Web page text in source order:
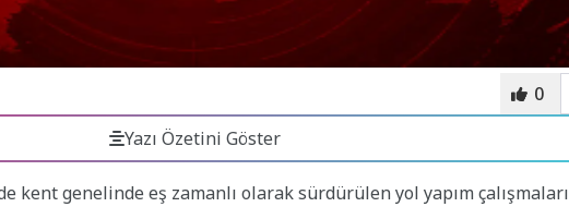
0
Yazı Özetini Göster
kent genelinde eş zamanlı olarak sürdürülen yol yapım çalışmaları